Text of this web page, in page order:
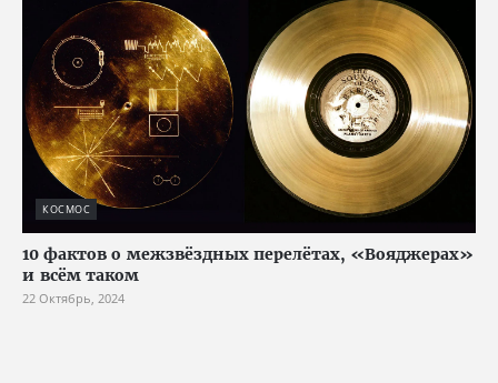
КОСМОС
10 фактов о межзвёздных перелётах, «Вояджерах»
и всём таком
22 Октябрь, 2024